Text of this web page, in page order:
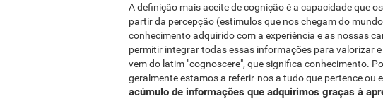
A definição mais aceite de cognição é a capacidade que
partir da percepção (estímulos que nos chegam do
conhecimento adquirido com a experiência e as nossas
permitir integrar todas essas informações para valorizar
vem do latim "cognoscere", que significa conhecimento.
geralmente estamos a referir-nos a tudo que pertence ou
acúmulo de informações que adquirimos graças à